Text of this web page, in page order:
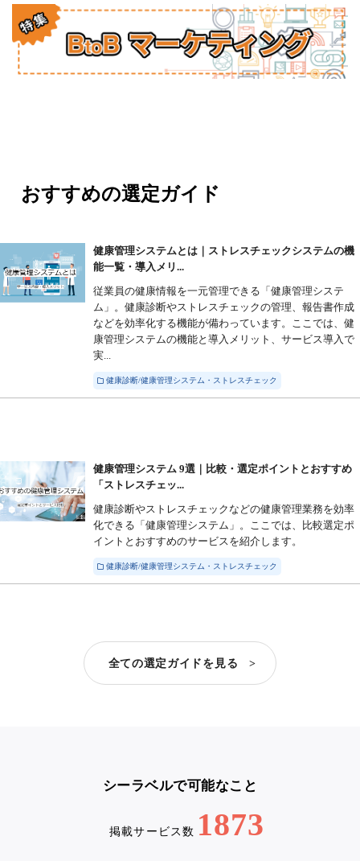
おすすめの選定ガイド
健康管理システムとは｜ストレスチェックシステムの機
能一覧・導入メリ...
従業員の健康情報を一元管理できる「健康管理システ
ム」。健康診断やストレスチェックの管理、報告書作成
などを効率化する機能が備わっています。ここでは、健
康管理システムの機能と導入メリット、サービス導入で
実...
健康診断/健康管理システム・ストレスチェック
健康管理システム 9選｜比較・選定ポイントとおすすめ
「ストレスチェッ...
健康診断やストレスチェックなどの健康管理業務を効率
化できる「健康管理システム」。ここでは、比較選定ポ
イントとおすすめのサービスを紹介します。
健康診断/健康管理システム・ストレスチェック
全ての選定ガイドを見る >
シーラベルで可能なこと
掲載サービス数 1873